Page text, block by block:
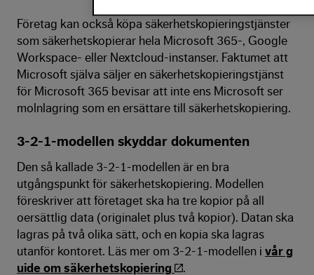
Företag kan också köpa säkerhetskopieringstjänster
som säkerhetskopierar hela Microsoft 365-, Google
Workspace- eller Nextcloud-instanser. Faktumet att
Microsoft själva säljer en säkerhetskopieringstjänst
för Microsoft 365 bevisar att inte ens Microsoft ser
molnlagring som en ersättare till säkerhetskopiering.
3-2-1-modellen skyddar dokumenten
Den så kallade 3-2-1-modellen är en bra
utgångspunkt för säkerhetskopiering. Modellen
föreskriver att företaget ska ha tre kopior på all
oersättlig data (originalet plus två kopior). Datan ska
lagras på två olika sätt, och en kopia ska lagras
utanför kontoret. Läs mer om 3-2-1-modellen i vår g
uide om säkerhetskopiering
.